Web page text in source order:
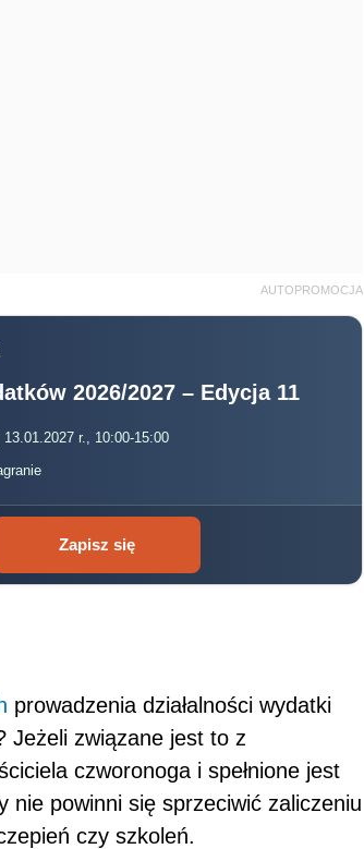
AUTOPROMOCJA
2026/2027 – Edycja 11
r., 10:00-15:00
Zapisz się
prowadzenia działalności wydatki
Jeżeli związane jest to z
czworonoga i spełnione jest
nie powinni się sprzeciwić zaliczeniu
czy szkoleń.